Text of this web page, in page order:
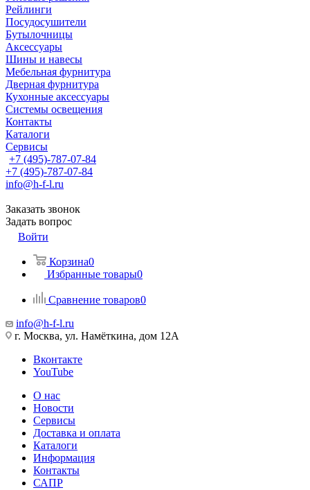
Рейлинги
Посудосушители
Бутылочницы
Аксессуары
Шины и навесы
Мебельная фурнитура
Дверная фурнитура
Кухонные аксессуары
Системы освещения
Контакты
Каталоги
Сервисы
+7 (495)-787-07-84
+7 (495)-787-07-84
info@h-f-l.ru
Заказать звонок
Задать вопрос
Войти
Корзина0
Избранные товары0
Сравнение товаров0
info@h-f-l.ru
г. Москва, ул. Намёткина, дом 12А
Вконтакте
YouTube
О нас
Новости
Сервисы
Доставка и оплата
Каталоги
Информация
Контакты
САПР